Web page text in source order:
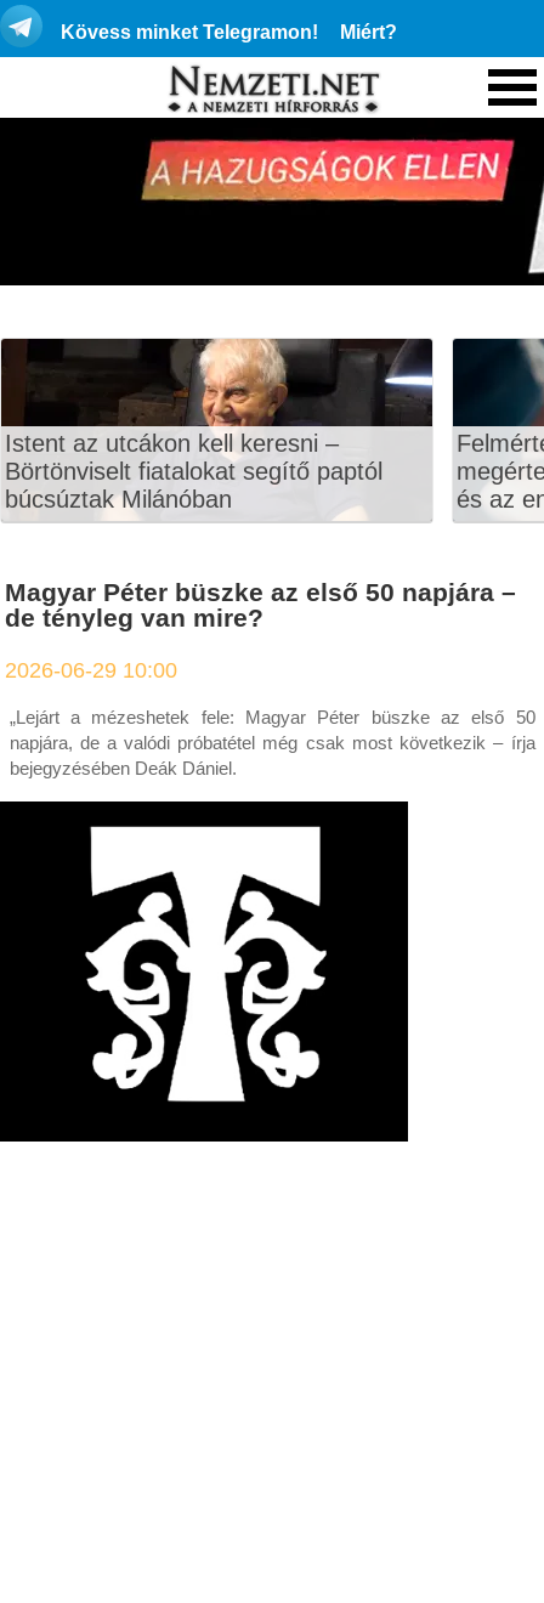
Kövess minket Telegramon! Miért?
Istent az utcákon kell keresni –
Börtönviselt fiatalokat segítő paptól
búcsúztak Milánóban
és az
Magyar Péter büszke az első 50 napjára –
de tényleg van mire?
2026-06-29 10:00
„Lejárt a mézeshetek fele: Magyar Péter büszke az első 50
napjára, de a valódi próbatétel még csak most következik – írja
bejegyzésében Deák Dániel.